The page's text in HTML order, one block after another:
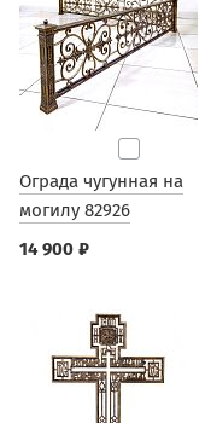
Ограда чугунная на
могилу 82926
14 900 ₽